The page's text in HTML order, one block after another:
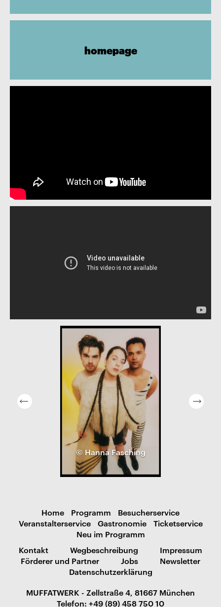
homepage
© Hanna Fasching
Home Programm
Besucherservice
Veranstalterservice
Gastronomie
Ticketservice
Neu im Programm
Kontakt
Wegbeschreibung
Impressum
Förderer und Partner
Jobs
Newsletter
Datenschutzerklärung
MUFFATWERK - Zellstraße 4, 81667 München
Telefon: +49 (89) 458 750 10